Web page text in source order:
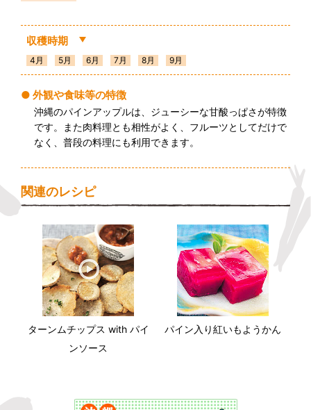
収穫時期
4月 5月 6月 7月 8月 9月
外観や食味等の特徴
沖縄のパインアップルは、ジューシーな甘酸っぱさが特徴
です。また肉料理とも相性がよく、フルーツとしてだけで
なく、普段の料理にも利用できます。
関連のレシピ
ターンムチップス with パイ
ンソース
パイン入り紅いもようかん